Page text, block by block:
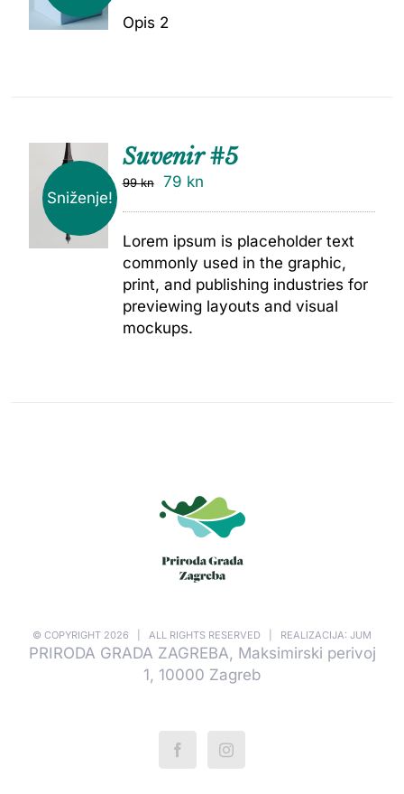
Opis 2
Sniženje!
DODAJ
Suvenir #5
99kn 79 kn
Lorem ipsum is placeholder text
commonly used in the graphic,
print, and publishing industries for
previewing layouts and visual
mockups.
© COPYRIGHT 2026 | ALL RIGHTS RESERVED | REALIZACIJA: JUM
PRIRODA GRADA ZAGREBA, Maksimirski perivoj
1, 10000 Zagreb